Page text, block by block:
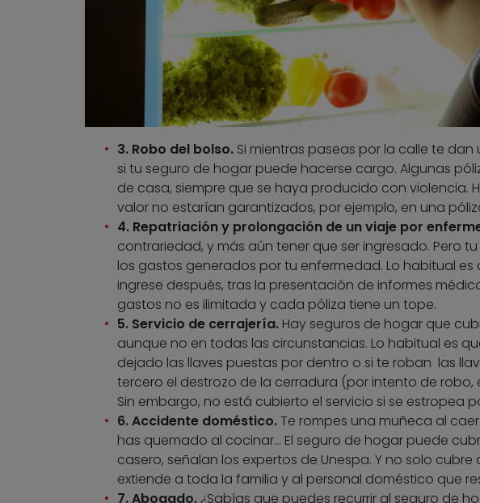
3. Robo del bolso.Si mientras paseas por la calle te dan
si tu seguro de hogar puede hacerse cargo. Algunas
de casa, siempre que se haya producido con violencia.
valor no estarían garantizados, por ejemplo, en una
4. Repatriación y prolongación de un viaje por
contrariedad, y más aún tener que ser ingresado. Pero
los gastos generados por tu enfermedad. Lo habitual
ingrese después, tras la presentación de informes
gastos no es ilimitada y cada póliza tiene un tope.
5. Servicio de cerrajería. Hay seguros de hogar que
aunque no en todas las circunstancias. Lo habitual es
dejado las llaves puestas por dentro o si te roban las
tercero el destrozo de la cerradura (por intento de robo,
Sin embargo, no está cubierto el servicio si se estropea
6. Accidente doméstico.Te rompes una muñeca al
has quemado al cocinar… El seguro de hogar puede
casero, señalan los expertos de Unespa. Y no solo
extiende a toda la familia y al personal doméstico que
7. Abogado.¿Sabías que puedes recurrir al seguro de